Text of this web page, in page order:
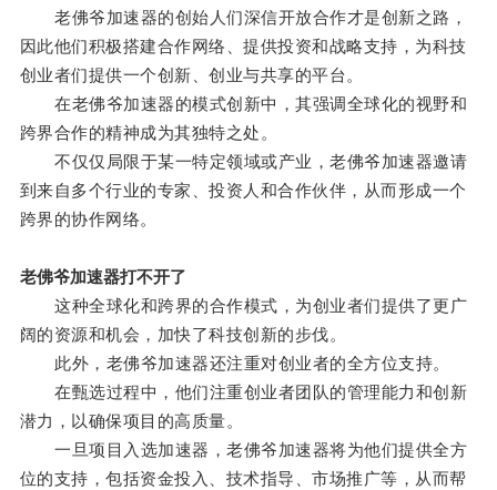
老佛爷加速器的创始人们深信开放合作才是创新之路，
因此他们积极搭建合作网络、提供投资和战略支持，为科技
创业者们提供一个创新、创业与共享的平台。
在老佛爷加速器的模式创新中，其强调全球化的视野和
跨界合作的精神成为其独特之处。
不仅仅局限于某一特定领域或产业，老佛爷加速器邀请
到来自多个行业的专家、投资人和合作伙伴，从而形成一个
跨界的协作网络。
老佛爷加速器打不开了
这种全球化和跨界的合作模式，为创业者们提供了更广
阔的资源和机会，加快了科技创新的步伐。
此外，老佛爷加速器还注重对创业者的全方位支持。
在甄选过程中，他们注重创业者团队的管理能力和创新
潜力，以确保项目的高质量。
一旦项目入选加速器，老佛爷加速器将为他们提供全方
位的支持，包括资金投入、技术指导、市场推广等，从而帮